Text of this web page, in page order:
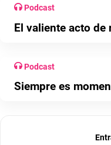
Podcast
El valiente acto
Podcast
Siempre es